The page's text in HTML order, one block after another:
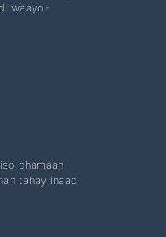
waayo-
dhamaan
tahay inaad